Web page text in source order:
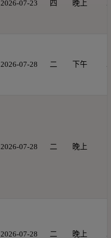
2026-07-23 四 晚上
2026-07-28 二 下午
2026-07-28 二 晚上
2026-07-28 二 晚上